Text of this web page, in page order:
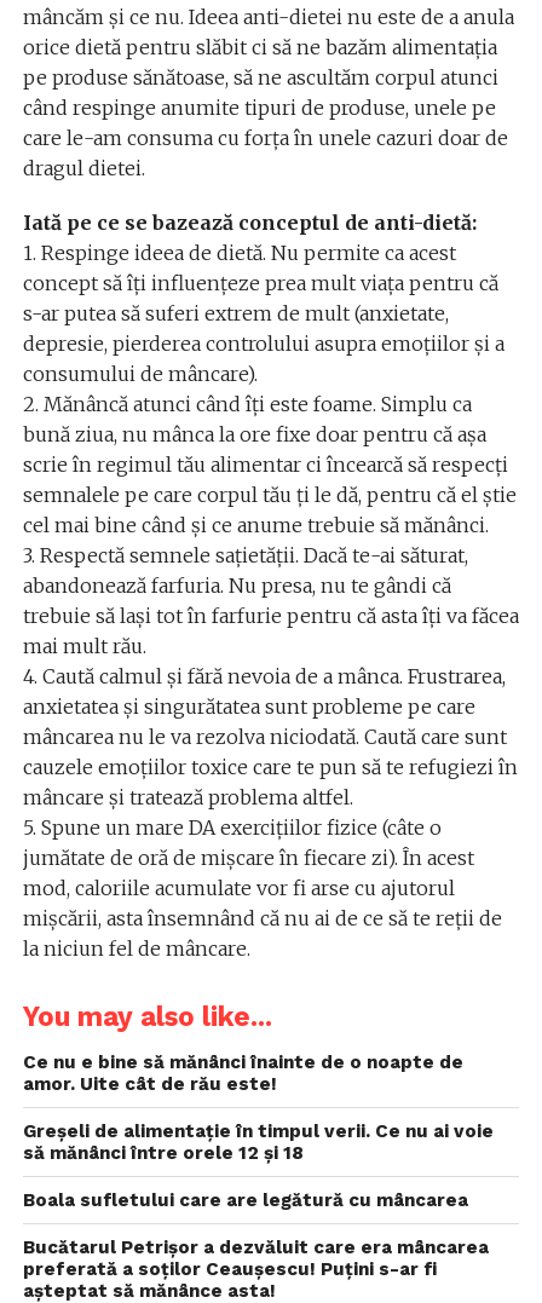
mâncăm și ce nu. Ideea anti-dietei nu este de a anula
orice dietă pentru slăbit ci să ne bazăm alimentația
pe produse sănătoase, să ne ascultăm corpul atunci
când respinge anumite tipuri de produse, unele pe
care le-am consuma cu forța în unele cazuri doar de
dragul dietei.
Iată pe ce se bazează conceptul de anti-dietă:
1. Respinge ideea de dietă. Nu permite ca acest
concept să îți influențeze prea mult viața pentru că
s-ar putea să suferi extrem de mult (anxietate,
depresie, pierderea controlului asupra emoțiilor și a
consumului de mâncare).
2. Mănâncă atunci când îți este foame. Simplu ca
bună ziua, nu mânca la ore fixe doar pentru că așa
scrie în regimul tău alimentar ci încearcă să respecți
semnalele pe care corpul tău ți le dă, pentru că el știe
cel mai bine când și ce anume trebuie să mănânci.
3. Respectă semnele sațietății. Dacă te-ai săturat,
abandonează farfuria. Nu presa, nu te gândi că
trebuie să lași tot în farfurie pentru că asta îți va făcea
mai mult rău.
4. Caută calmul și fără nevoia de a mânca. Frustrarea,
anxietatea și singurătatea sunt probleme pe care
mâncarea nu le va rezolva niciodată. Caută care sunt
cauzele emoțiilor toxice care te pun să te refugiezi în
mâncare și tratează problema altfel.
5. Spune un mare DA exercițiilor fizice (câte o
jumătate de oră de mișcare în fiecare zi). În acest
mod, caloriile acumulate vor fi arse cu ajutorul
mișcării, asta însemnând că nu ai de ce să te reții de
la niciun fel de mâncare.
You may also like...
Ce nu e bine să mănânci înainte de o noapte de
amor. Uite cât de rău este!
Greșeli de alimentație în timpul verii. Ce nu ai voie
să mănânci între orele 12 și 18
Boala sufletului care are legătură cu mâncarea
Bucătarul Petrișor a dezvăluit care era mâncarea
preferată a soților Ceaușescu! Puțini s-ar fi
așteptat să mănânce asta!